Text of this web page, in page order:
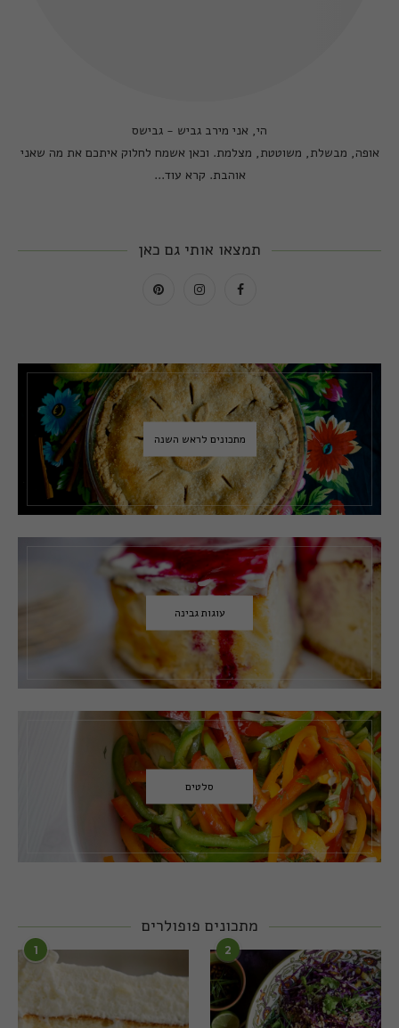
הי, אני מירב גביש - גבישס
אופה, מבשלת, משוטטת, מצלמת. וכאן אשמח לחלוק איתכם את מה שאני
אוהבת. קרא עוד...
תמצאו אותי גם כאן
מתכונים לראש השנה
עוגות גבינה
סלטים
מתכונים פופולרים
1 2